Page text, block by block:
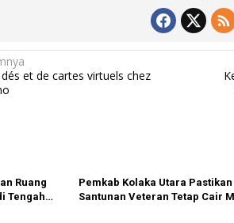
et de cartes virtuels chez
Ruang
Tengah
Pemkab Kolaka Utara Pastikan
Santunan Veteran Tetap Cair